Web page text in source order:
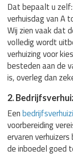
Dat bepaalt u
verhuisdag van A
Wij zien vaak dat
volledig wordt
verhuizing voor
besteden aan de
is, overleg dan
2.
Een
voorbereiding
ervaren
de inboedel goed